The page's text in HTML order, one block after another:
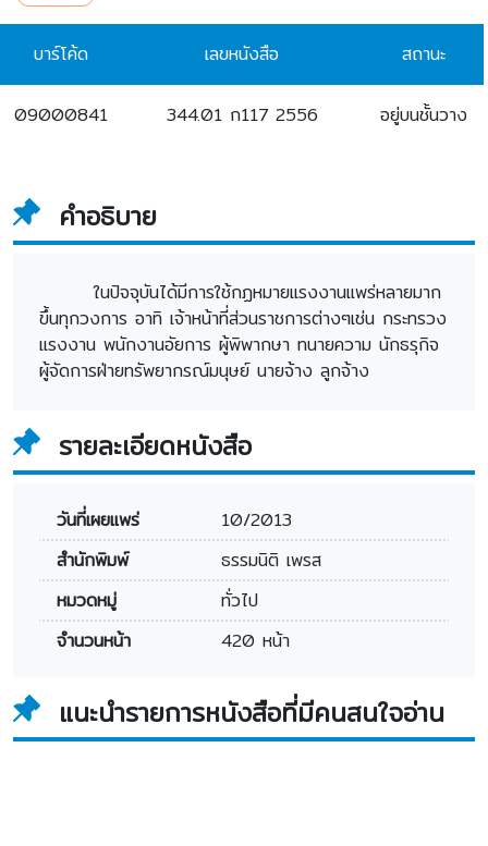
บาร์โค้ด เลขหนังสือ สถานะ
09000841 344.01 ก117 2556 อยู่บนชั้นวาง
คำอธิบาย
ในปัจจุบันได้มีการใช้กฏหมายแรงงานแพร่หลายมาก
ขึ้นทุกวงการ อาทิ เจ้าหน้าที่ส่วนราชการต่างๆเช่น กระทรวง
แรงงาน พนักงานอัยการ ผู้พิพากษา ทนายความ นักธรุกิจ
ผู้จัดการฝ่ายทรัพยากรณ์มนุษย์ นายจ้าง ลูกจ้าง
รายละเอียดหนังสือ
วันที่เผยแพร่
10/2013
สำนักพิมพ์
ธรรมนิติ เพรส
หมวดหมู่
ทั่วไป
จำนวนหน้า
420 หน้า
แนะนำรายการหนังสือที่มีคนสนใจอ่าน